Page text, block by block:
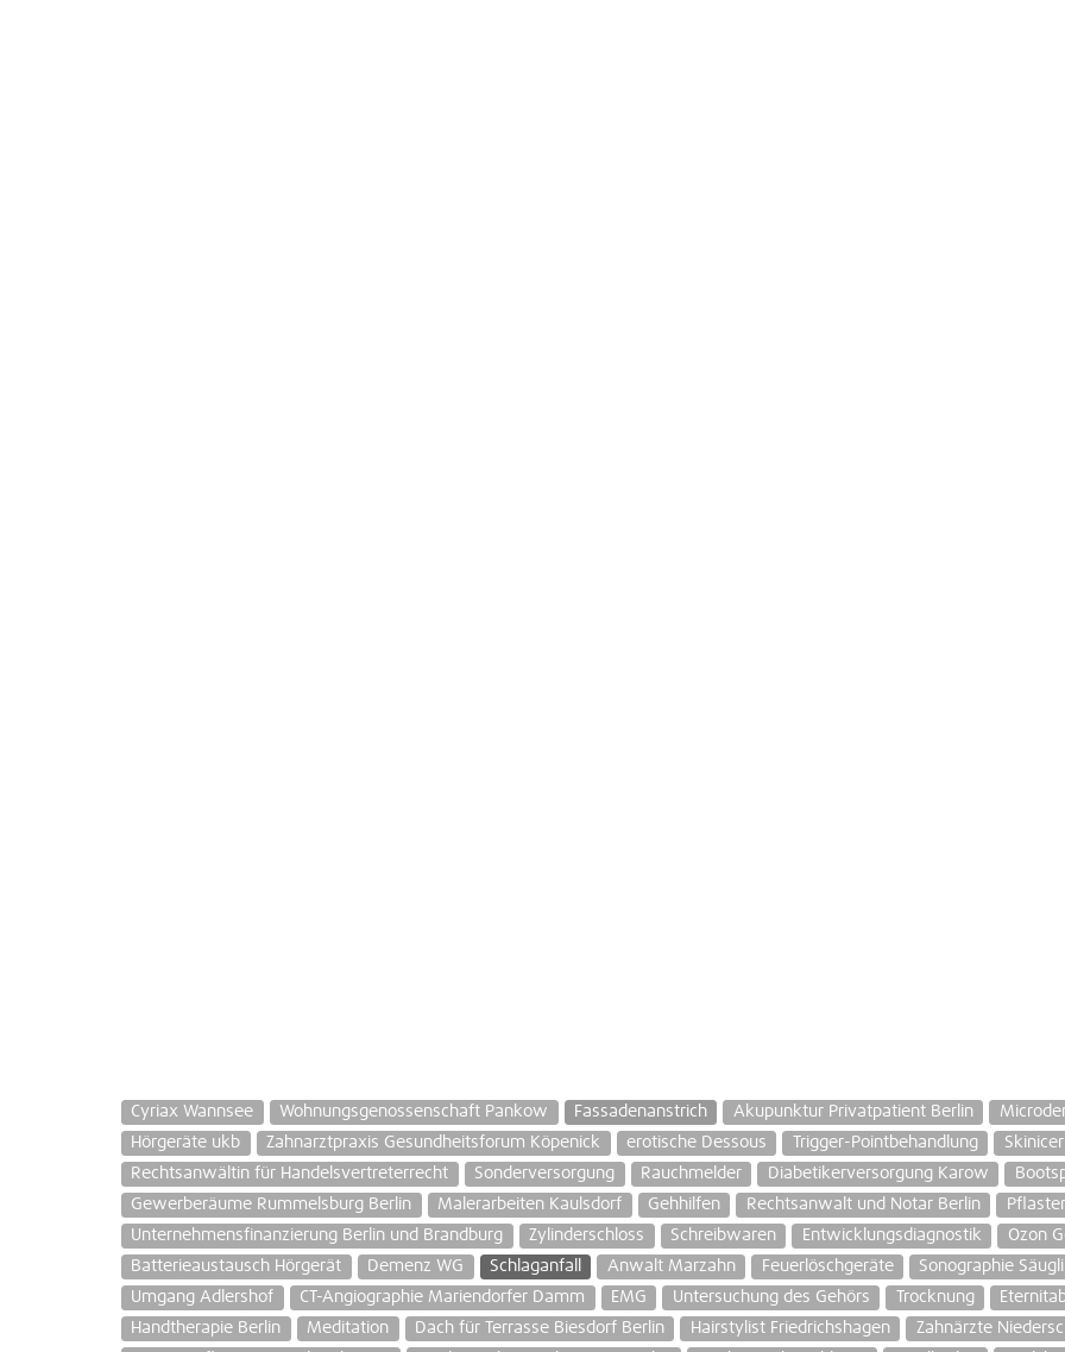
Cyriax Wannsee Wohnungsgenossenschaft Pankow Fassadenanstrich Akupunktur Privatpatient Berlin
Hörgeräte ukb
Zahnarztpraxis Gesundheitsforum Köpenick erotische Dessous Trigger-Pointbehandlung
Rechtsanwältin für Handelsvertreterrecht
Sonderversorgung Rauchmelder Diabetikerversorgung Karow
Gewerberäume Rummelsburg Berlin
Malerarbeiten Kaulsdorf Gehhilfen Rechtsanwalt und Notar Berlin
Unternehmensfinanzierung Berlin und Brandburg
Zylinderschloss Schreibwaren Entwicklungsdiagnostik
Ozon
Batterieaustausch Hörgerät
Demenz WG Schlaganfall Anwalt Marzahn Feuerlöschgeräte Sonographie
Umgang Adlershof
CT-Angiographie Mariendorfer Damm EMG Untersuchung des Gehörs Trocknung
Handtherapie Berlin
Meditation Dach für Terrasse Biesdorf Berlin Hairstylist Friedrichshagen Zahnärzte